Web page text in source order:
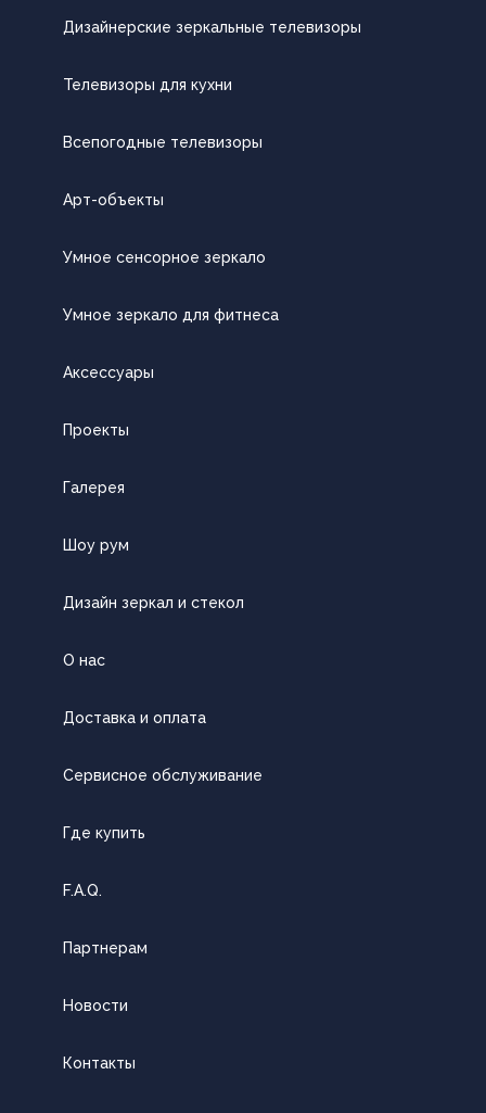
Дизайнерские зеркальные телевизоры
Телевизоры для кухни
Всепогодные телевизоры
Арт-объекты
Умное сенсорное зеркало
Умное зеркало для фитнеса
Аксессуары
Проекты
Галерея
Шоу рум
Дизайн зеркал и стекол
О нас
Доставка и оплата
Сервисное обслуживание
Где купить
F.A.Q.
Партнерам
Новости
Контакты